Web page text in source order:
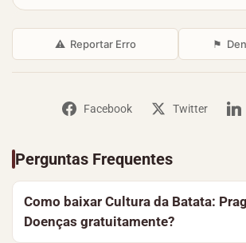
⚠ Reportar Erro ⚑
Facebook Twitter
Perguntas Frequentes
Como baixar Cultura da Batata:
Doenças gratuitamente?